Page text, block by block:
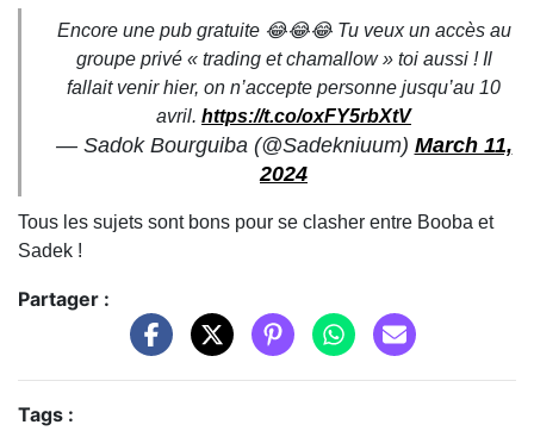
Encore une pub gratuite 😂😂😂 Tu veux un accès au
groupe privé « trading et chamallow » toi aussi ! Il
fallait venir hier, on n’accepte personne jusqu’au 10
avril. https://t.co/oxFY5rbXtV
— Sadok Bourguiba (@Sadekniuum) March 11,
2024
Tous les sujets sont bons pour se clasher entre Booba et
Sadek !
Partager :
Tags :